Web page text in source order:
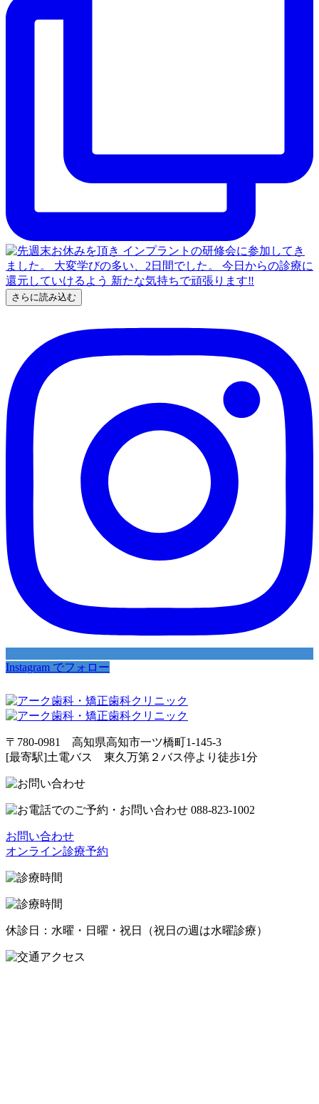
さらに読み込む
Instagram でフォロー
〒780-0981 高知県高知市一ツ橋町1-145-3
[最寄駅]土電バス 東久万第２バス停より徒歩1分
お問い合わせ
オンライン診療予約
休診日：水曜・日曜・祝日（祝日の週は水曜診療）